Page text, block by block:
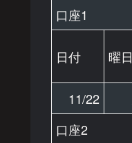
口座1
日付 曜日
11/22
口座2